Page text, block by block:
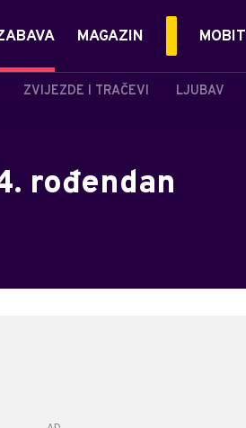
ZVIJEZDE I TRAČEVI LJUBAV
MAGAZIN MOBIT
rođendan